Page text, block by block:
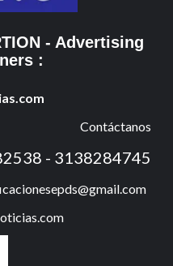
- Advertising
:
Contáctanos
- 3138284745